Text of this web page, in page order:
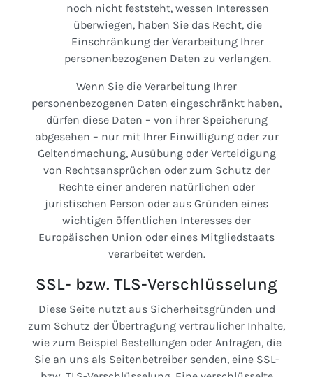
noch nicht feststeht, wessen Interessen
überwiegen, haben Sie das Recht, die
Einschränkung der Verarbeitung Ihrer
personenbezogenen Daten zu verlangen.
Wenn Sie die Verarbeitung Ihrer
personenbezogenen Daten eingeschränkt haben,
dürfen diese Daten – von ihrer Speicherung
abgesehen – nur mit Ihrer Einwilligung oder zur
Geltendmachung, Ausübung oder Verteidigung
von Rechtsansprüchen oder zum Schutz der
Rechte einer anderen natürlichen oder
juristischen Person oder aus Gründen eines
wichtigen öffentlichen Interesses der
Europäischen Union oder eines Mitgliedstaats
verarbeitet werden.
SSL- bzw. TLS-Verschlüsselung
Diese Seite nutzt aus Sicherheitsgründen und
zum Schutz der Übertragung vertraulicher Inhalte,
wie zum Beispiel Bestellungen oder Anfragen, die
Sie an uns als Seitenbetreiber senden, eine SSL-